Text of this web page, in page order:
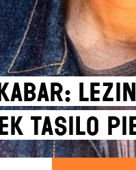
Tasilo